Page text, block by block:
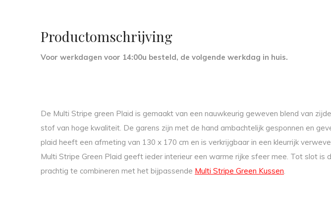
Productomschrijving
Voor werkdagen voor 14:00u besteld, de volgende werkdag in huis.
De Multi Stripe green Plaid is gemaakt van een nauwkeurig geweven blend van
stof van hoge kwaliteit. De garens zijn met de hand ambachtelijk gesponnen en
plaid heeft een afmeting van 130 x 170 cm en is verkrijgbaar in een kleurrijk
Multi Stripe Green Plaid geeft ieder interieur een warme rijke sfeer mee. Tot slot is
prachtig te combineren met het bijpassende Multi Stripe Green Kussen.